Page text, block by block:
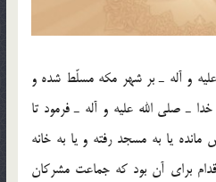
و آله ـ بر‌ شهر مكه مسلّط شده و
ـ صلی الله علیه و آله ـ فرمود تا
یا به مسجد رفته و یا به خانه
برای آن بود كه جماعت مشركان